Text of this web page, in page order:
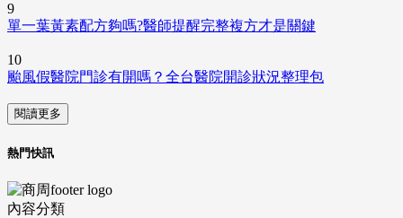
9
單一葉黃素配方夠嗎?醫師提醒完整複方才是關鍵
10
颱風假醫院門診有開嗎？全台醫院開診狀況整理包
閱讀更多
熱門快訊
內容分類